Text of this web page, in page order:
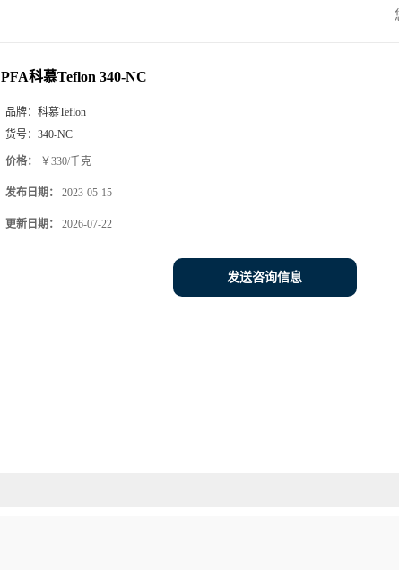
PFA科慕Teflon 340-NC
品牌： 科慕Teflon
货号： 340-NC
价格： ￥330/千克
发布日期： 2023-05-15
更新日期： 2026-07-22
发送咨询信息